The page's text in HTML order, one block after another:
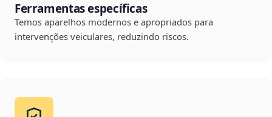
Ferramentas específicas
Temos aparelhos modernos e apropriados para
intervenções veiculares, reduzindo riscos.